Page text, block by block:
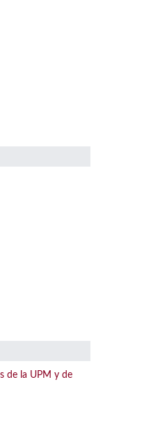
de la UPM y de